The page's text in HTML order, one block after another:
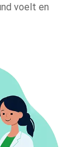
voelt en